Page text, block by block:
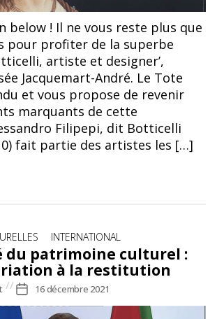
below ! Il ne vous reste plus que
pour profiter de la superbe
artiste et designer’,
Jacquemart-André. Le Tote
et vous propose de revenir
marquants de cette
Filipepi, dit Botticelli
fait partie des artistes les […]
INTERNATIONAL
du patrimoine culturel :
à la restitution
Date
de
16 décembre 2021